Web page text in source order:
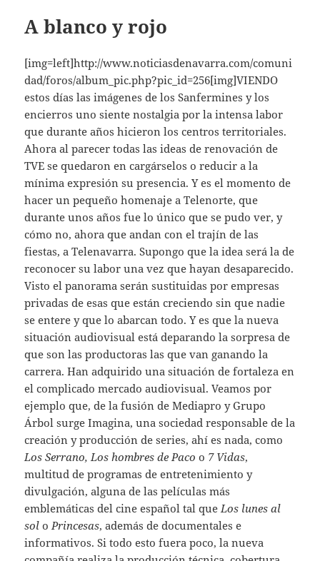
A blanco y rojo
[img=left]http://www.noticiasdenavarra.com/comuni
dad/foros/album_pic.php?pic_id=256[img]VIENDO
estos días las imágenes de los Sanfermines y los
encierros uno siente nostalgia por la intensa labor
que durante años hicieron los centros territoriales.
Ahora al parecer todas las ideas de renovación de
TVE se quedaron en cargárselos o reducir a la
mínima expresión su presencia. Y es el momento de
hacer un pequeño homenaje a Telenorte, que
durante unos años fue lo único que se pudo ver, y
cómo no, ahora que andan con el trajín de las
fiestas, a Telenavarra. Supongo que la idea será la de
reconocer su labor una vez que hayan desaparecido.
Visto el panorama serán sustituidas por empresas
privadas de esas que están creciendo sin que nadie
se entere y que lo abarcan todo. Y es que la nueva
situación audiovisual está deparando la sorpresa de
que son las productoras las que van ganando la
carrera. Han adquirido una situación de fortaleza en
el complicado mercado audiovisual. Veamos por
ejemplo que, de la fusión de Mediapro y Grupo
Árbol surge Imagina, una sociedad responsable de la
creación y producción de series, ahí es nada, como
Los Serrano, Los hombres de Pacoo 7 Vidas,
multitud de programas de entretenimiento y
divulgación, alguna de las películas más
emblemáticas del cine español tal queLos lunes al
soloPrincesas, además de documentales e
informativos. Si todo esto fuera poco, la nueva